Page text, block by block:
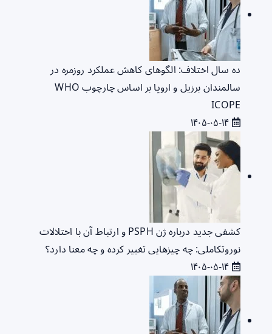
ده سال اختلاف: الگوهای کاهش عملکرد روزمره در
سالمندان برزیل و اروپا بر اساس چارچوب WHO
ICOPE
کشفی جدید درباره ژن PSPH و ارتباط آن با اختلالات
نوروتکاملی: چه چیزهایی تغییر کرده و چه معنا دارد؟